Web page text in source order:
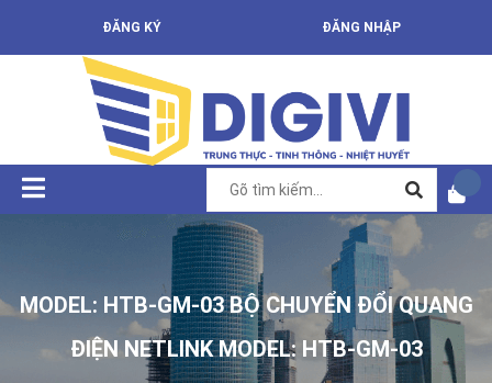
ĐĂNG KÝ ĐĂNG NHẬP
MODEL: HTB-GM-03 BỘ CHUYỂN ĐỔI QUANG
ĐIỆN NETLINK MODEL: HTB-GM-03